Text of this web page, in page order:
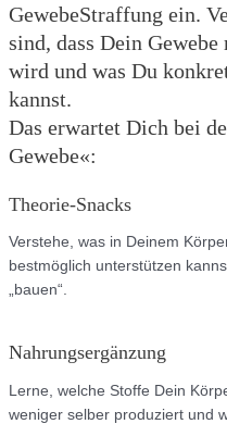
GewebeStraffung ein.
sind, dass Dein
wird und was Du
kannst.
Das erwartet Dich bei
Gewebe«:
Theorie-Snacks
Verstehe, was in Deinem
bestmöglich unterstützen
„bauen“.
Nahrungsergänzung
Lerne, welche Stoffe Dein
weniger selber produziert und